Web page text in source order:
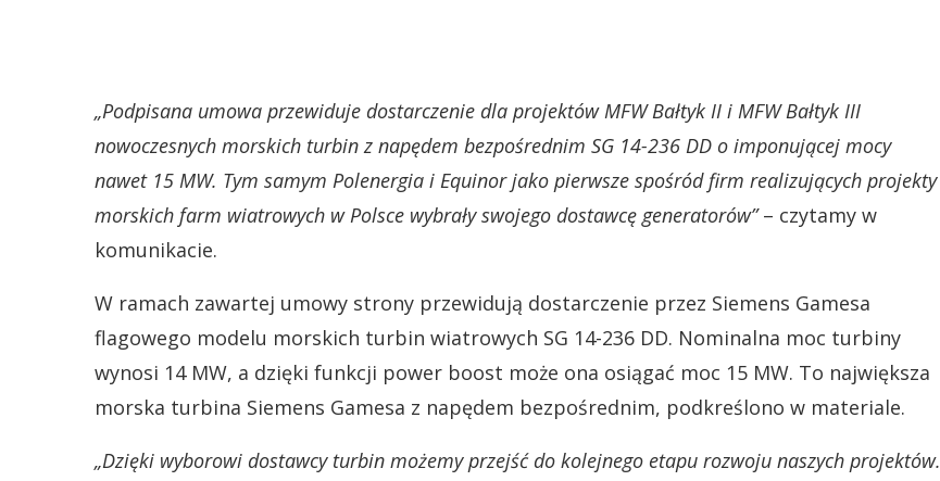
„Podpisana umowa przewiduje dostarczenie dla projektów MFW Bałtyk II i MFW Bałtyk III
nowoczesnych morskich turbin z napędem bezpośrednim SG 14-236 DD o imponującej mocy
nawet 15 MW. Tym samym Polenergia i Equinor jako pierwsze spośród firm realizujących projekty
morskich farm wiatrowych w Polsce wybrały swojego dostawcę generatorów”– czytamy w
komunikacie.
W ramach zawartej umowy strony przewidują dostarczenie przez Siemens Gamesa
flagowego modelu morskich turbin wiatrowych SG 14-236 DD. Nominalna moc turbiny
wynosi 14 MW, a dzięki funkcji power boost może ona osiągać moc 15 MW. To największa
morska turbina Siemens Gamesa z napędem bezpośrednim, podkreślono w materiale.
„Dzięki wyborowi dostawcy turbin możemy przejść do kolejnego etapu rozwoju naszych projektów.